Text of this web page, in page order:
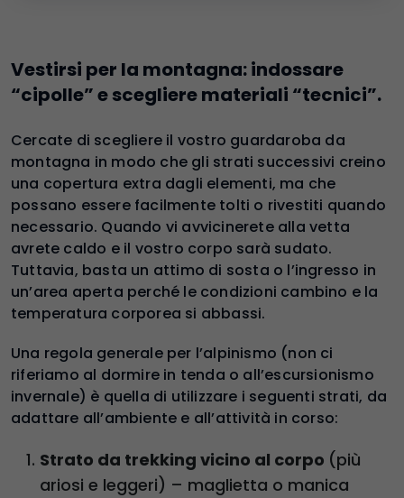
Vestirsi per la montagna: indossare
“cipolle” e scegliere materiali “tecnici”.
Cercate di scegliere il vostro guardaroba da
montagna in modo che gli strati successivi creino
una copertura extra dagli elementi, ma che
possano essere facilmente tolti o rivestiti quando
necessario. Quando vi avvicinerete alla vetta
avrete caldo e il vostro corpo sarà sudato.
Tuttavia, basta un attimo di sosta o l’ingresso in
un’area aperta perché le condizioni cambino e la
temperatura corporea si abbassi.
Una regola generale per l’alpinismo (non ci
riferiamo al dormire in tenda o all’escursionismo
invernale) è quella di utilizzare i seguenti strati, da
adattare all’ambiente e all’attività in corso:
Strato da trekking vicino al corpo (più
ariosi e leggeri) – maglietta o manica